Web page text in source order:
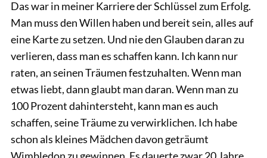
Das war in meiner Karriere der Schlüssel zum Erfolg.
Man muss den Willen haben und bereit sein, alles auf
eine Karte zu setzen. Und nie den Glauben daran zu
verlieren, dass man es schaffen kann. Ich kann nur
raten, an seinen Träumen festzuhalten. Wenn man
etwas liebt, dann glaubt man daran. Wenn man zu
100 Prozent dahintersteht, kann man es auch
schaffen, seine Träume zu verwirklichen. Ich habe
schon als kleines Mädchen davon geträumt
Wimbledon zu gewinnen. Es dauerte zwar 20 Jahre,